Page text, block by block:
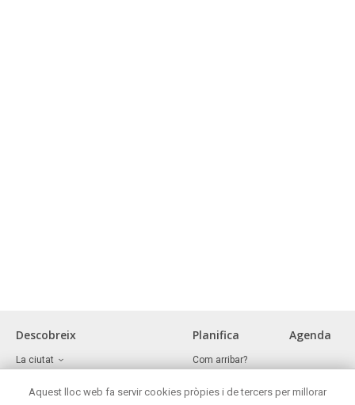
Descobreix
La ciutat
Front marítim
Planifica
Com arribar?
On menjar?
Agenda
Aquest lloc web fa servir cookies pròpies i de tercers per millorar